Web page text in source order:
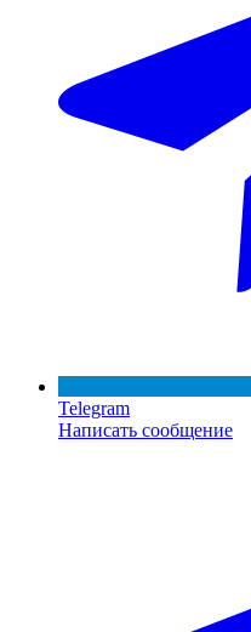
Telegram
Написать сообщение